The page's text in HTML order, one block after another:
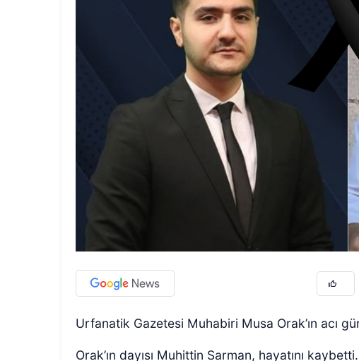
Urfanatik Gazetesi Muhabiri Musa Orak’ın acı
Orak’ın dayısı Muhittin Sarman, hayatını kaybetti.